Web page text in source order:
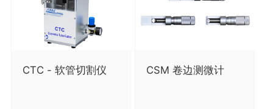
CTC - 软管切割仪 CSM 卷边测微计